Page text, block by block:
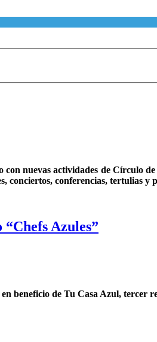
nuevas actividades de Círculo
conciertos, conferencias, tertulias y
Azules”
beneficio de Tu Casa Azul, tercer